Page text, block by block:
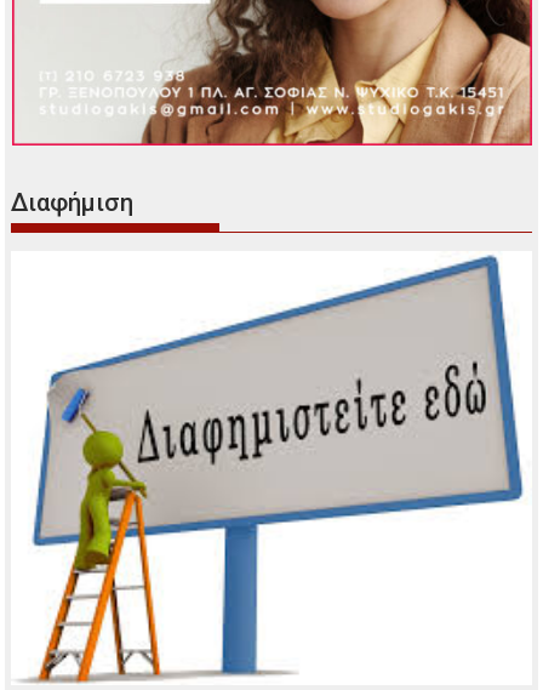
Διαφήμιση